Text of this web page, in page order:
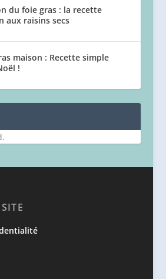
du foie gras : la recette
aux raisins secs
maison : Recette simple
!